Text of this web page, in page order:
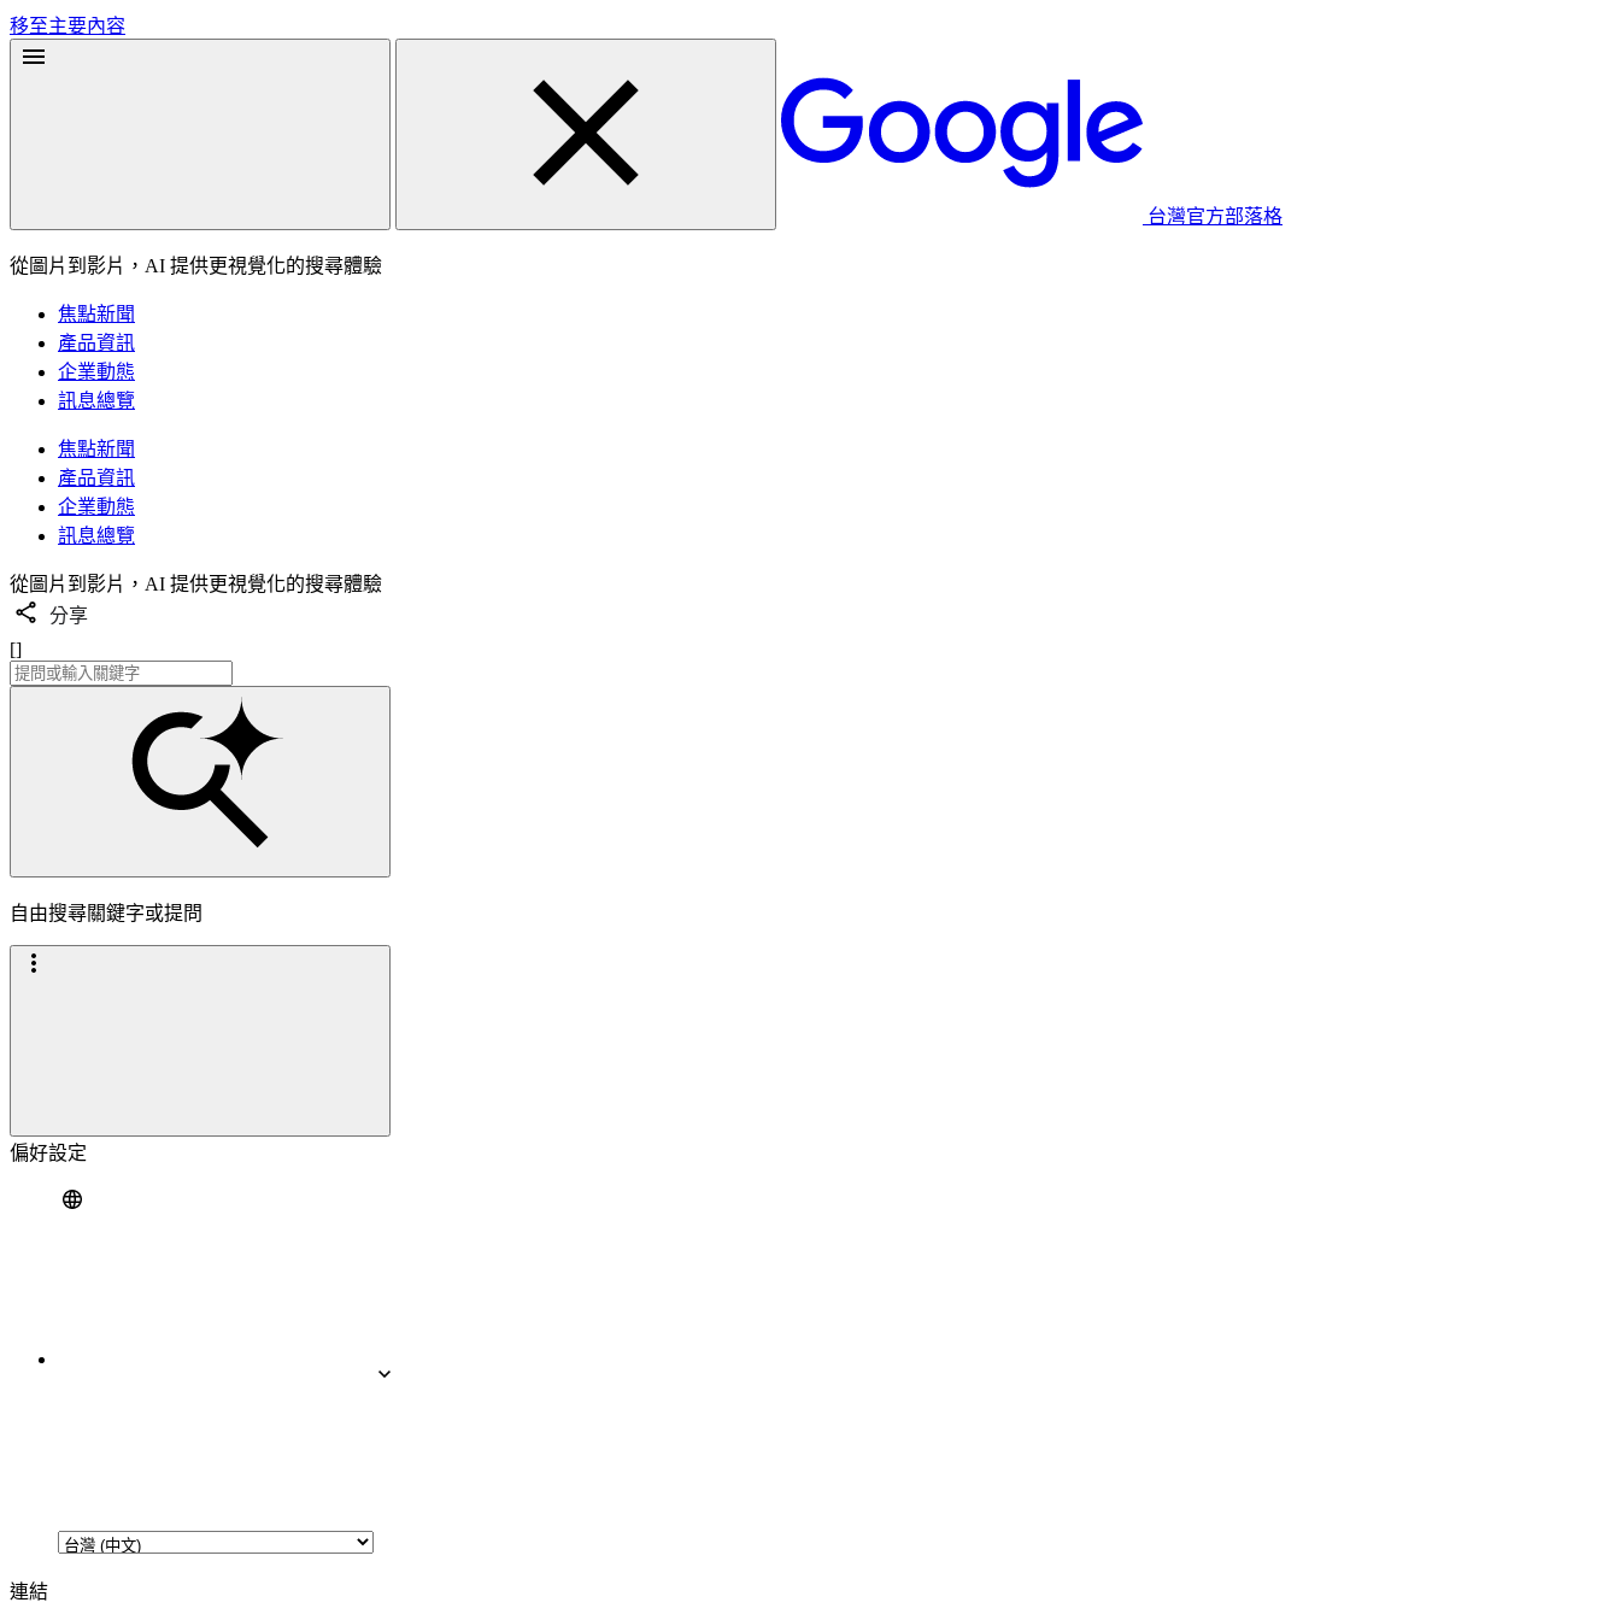
移至主要內容
台灣官方部落格
從圖片到影片，AI 提供更視覺化的搜尋體驗
焦點新聞
產品資訊
企業動態
訊息總覽
焦點新聞
產品資訊
企業動態
訊息總覽
從圖片到影片，AI 提供更視覺化的搜尋體驗
分享
[]
自由搜尋關鍵字或提問
偏好設定
連結